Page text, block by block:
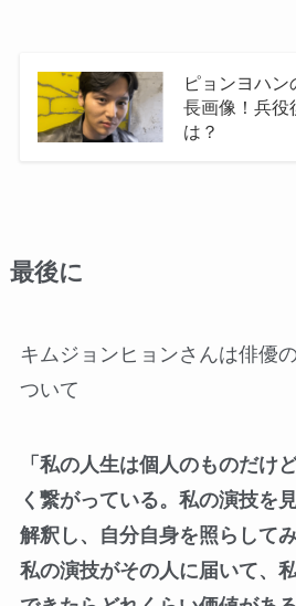
ピョンヨハ
長画像！兵役
は？
最後に
キムジョンヒョンさんは俳優
ついて
「私の人生は個人のものだけ
く繋がっている。私の演技を
解釈し、自分自身を照らして
私の演技がその人に届いて、